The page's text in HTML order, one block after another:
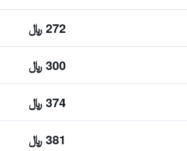
272 ﷼
300 ﷼
374 ﷼
381 ﷼